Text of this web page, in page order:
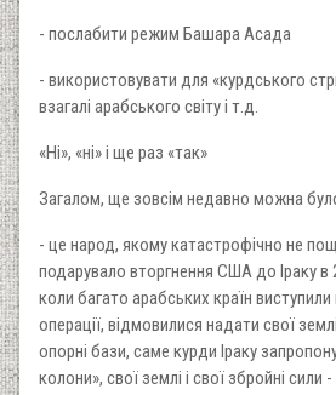
- послабити режим Башара Асада
- використовувати для «курдського
взагалі арабського світу і т.д.
«Ні», «ні» і ще раз «так»
Загалом, ще зовсім недавно можна
- це народ, якому катастрофічно не
подарувало вторгнення США до Іраку в
коли багато арабських країн
операції, відмовилися надати свої
опорні бази, саме курди Іраку
колони», свої землі і свої збройні